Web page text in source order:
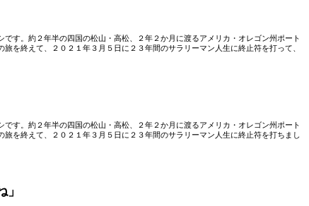
です。約２年半の四国の松山・高松、２年２か月に渡るアメリカ・オレゴン州ポート
旅を終えて、２０２１年３月５日に２３年間のサラリーマン人生に終止符を打って、
です。約２年半の四国の松山・高松、２年２か月に渡るアメリカ・オレゴン州ポート
旅を終えて、２０２１年３月５日に２３年間のサラリーマン人生に終止符を打ちまし